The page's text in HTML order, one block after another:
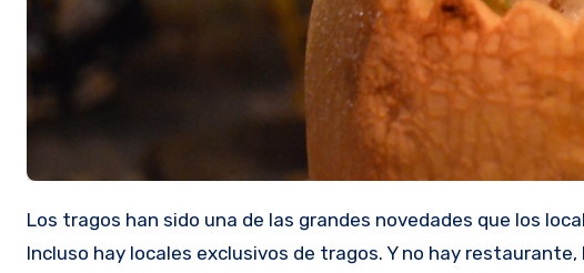
Los tragos han sido una de las grandes novedades que los locales gastronómicos han aportado en los últimos años.
Incluso hay locales exclusivos de tragos. Y no hay